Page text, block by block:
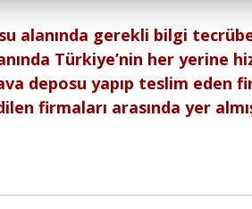
alanında gerekli bilgi
Türkiye’nin her yerine
deposu yapıp teslim eden
firmaları arasında yer